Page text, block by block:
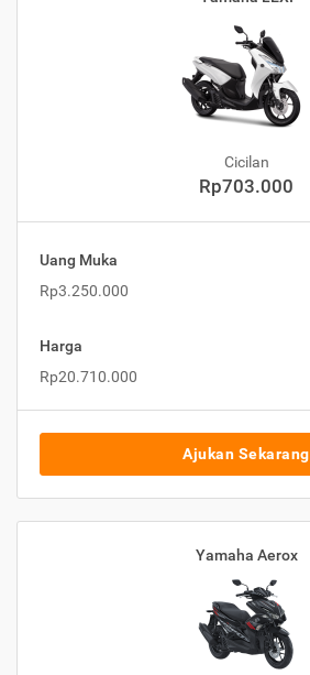
Cicilan
Rp703.000
Uang Muka
Rp3.250.000
Harga
Rp20.710.000
Ajukan Sekarang
Yamaha Aerox